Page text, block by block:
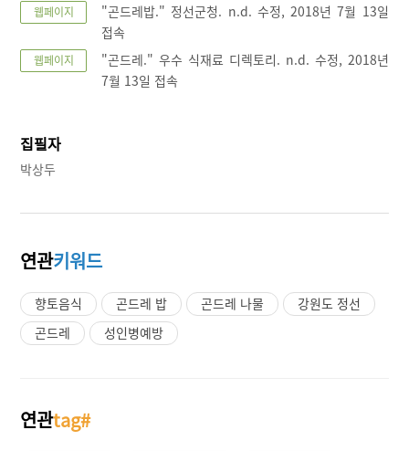
웹페이지
"곤드레밥." 정선군청. n.d. 수정, 2018년 7월 13일
접속
웹페이지
"곤드레." 우수 식재료 디렉토리. n.d. 수정, 2018년
7월 13일 접속
집필자
박상두
연관키워드
향토음식 곤드레 밥 곤드레 나물
강원도 정선
곤드레
성인병예방
연관tag#